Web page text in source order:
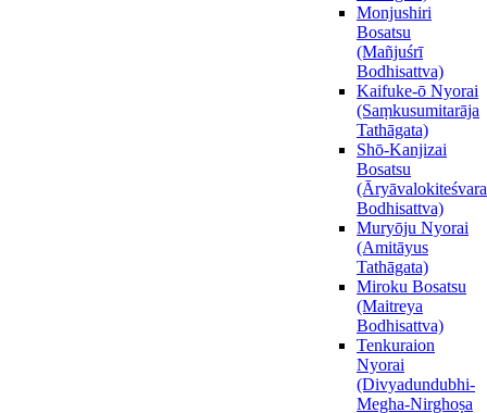
Monjushiri
Bosatsu
(Mañjuśrī
Bodhisattva)
Kaifuke-ō Nyorai
(Saṃkusumitarāja
Tathāgata)
Shō-Kanjizai
Bosatsu
(Āryāvalokiteśvara
Bodhisattva)
Muryōju Nyorai
(Amitāyus
Tathāgata)
Miroku Bosatsu
(Maitreya
Bodhisattva)
Tenkuraion
Nyorai
(Divyadundubhi-
Megha-Nirghoṣa